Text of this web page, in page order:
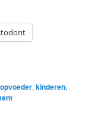
opvoeder,kinderen,